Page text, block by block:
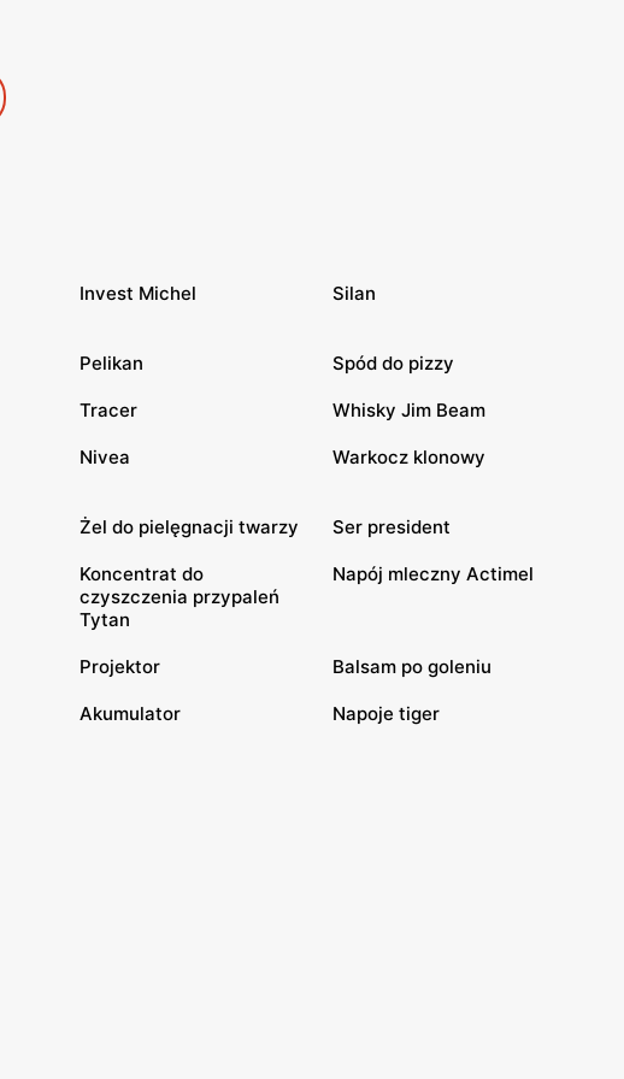
Invest Michel Silan
Pelikan Spód do pizzy
Tracer Whisky Jim Beam
Nivea Warkocz klonowy
Żel do pielęgnacji twarzy Ser president
Koncentrat do
czyszczenia przypaleń
Tytan
Napój mleczny Actimel
Projektor Balsam po goleniu
Akumulator Napoje tiger